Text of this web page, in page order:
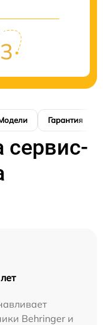
Гарантия
Behringer и